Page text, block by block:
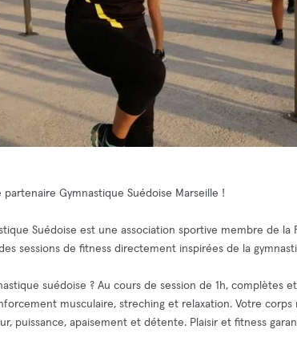
Gymnastique Suédoise Marseille !
Suédoise est une association sportive membre de
sessions de fitness directement inspirées de la
suédoise ? Au cours de session de 1h, complètes
musculaire, streching et relaxation. Votre
puissance, apaisement et détente. Plaisir et fitness